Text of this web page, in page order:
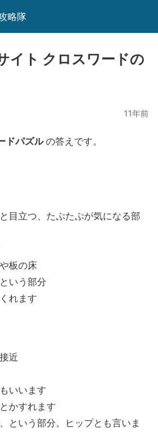
略隊
ト クロスワードの
11年前
ドパズルの答えです。
目立つ、たぷたぷが気になる部
板の床
いう部分
れます
近
いいます
かすれます
という部分。ヒップとも言いま